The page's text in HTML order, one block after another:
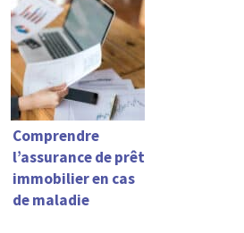
Comprendre
l’assurance de prêt
immobilier en cas
de maladie